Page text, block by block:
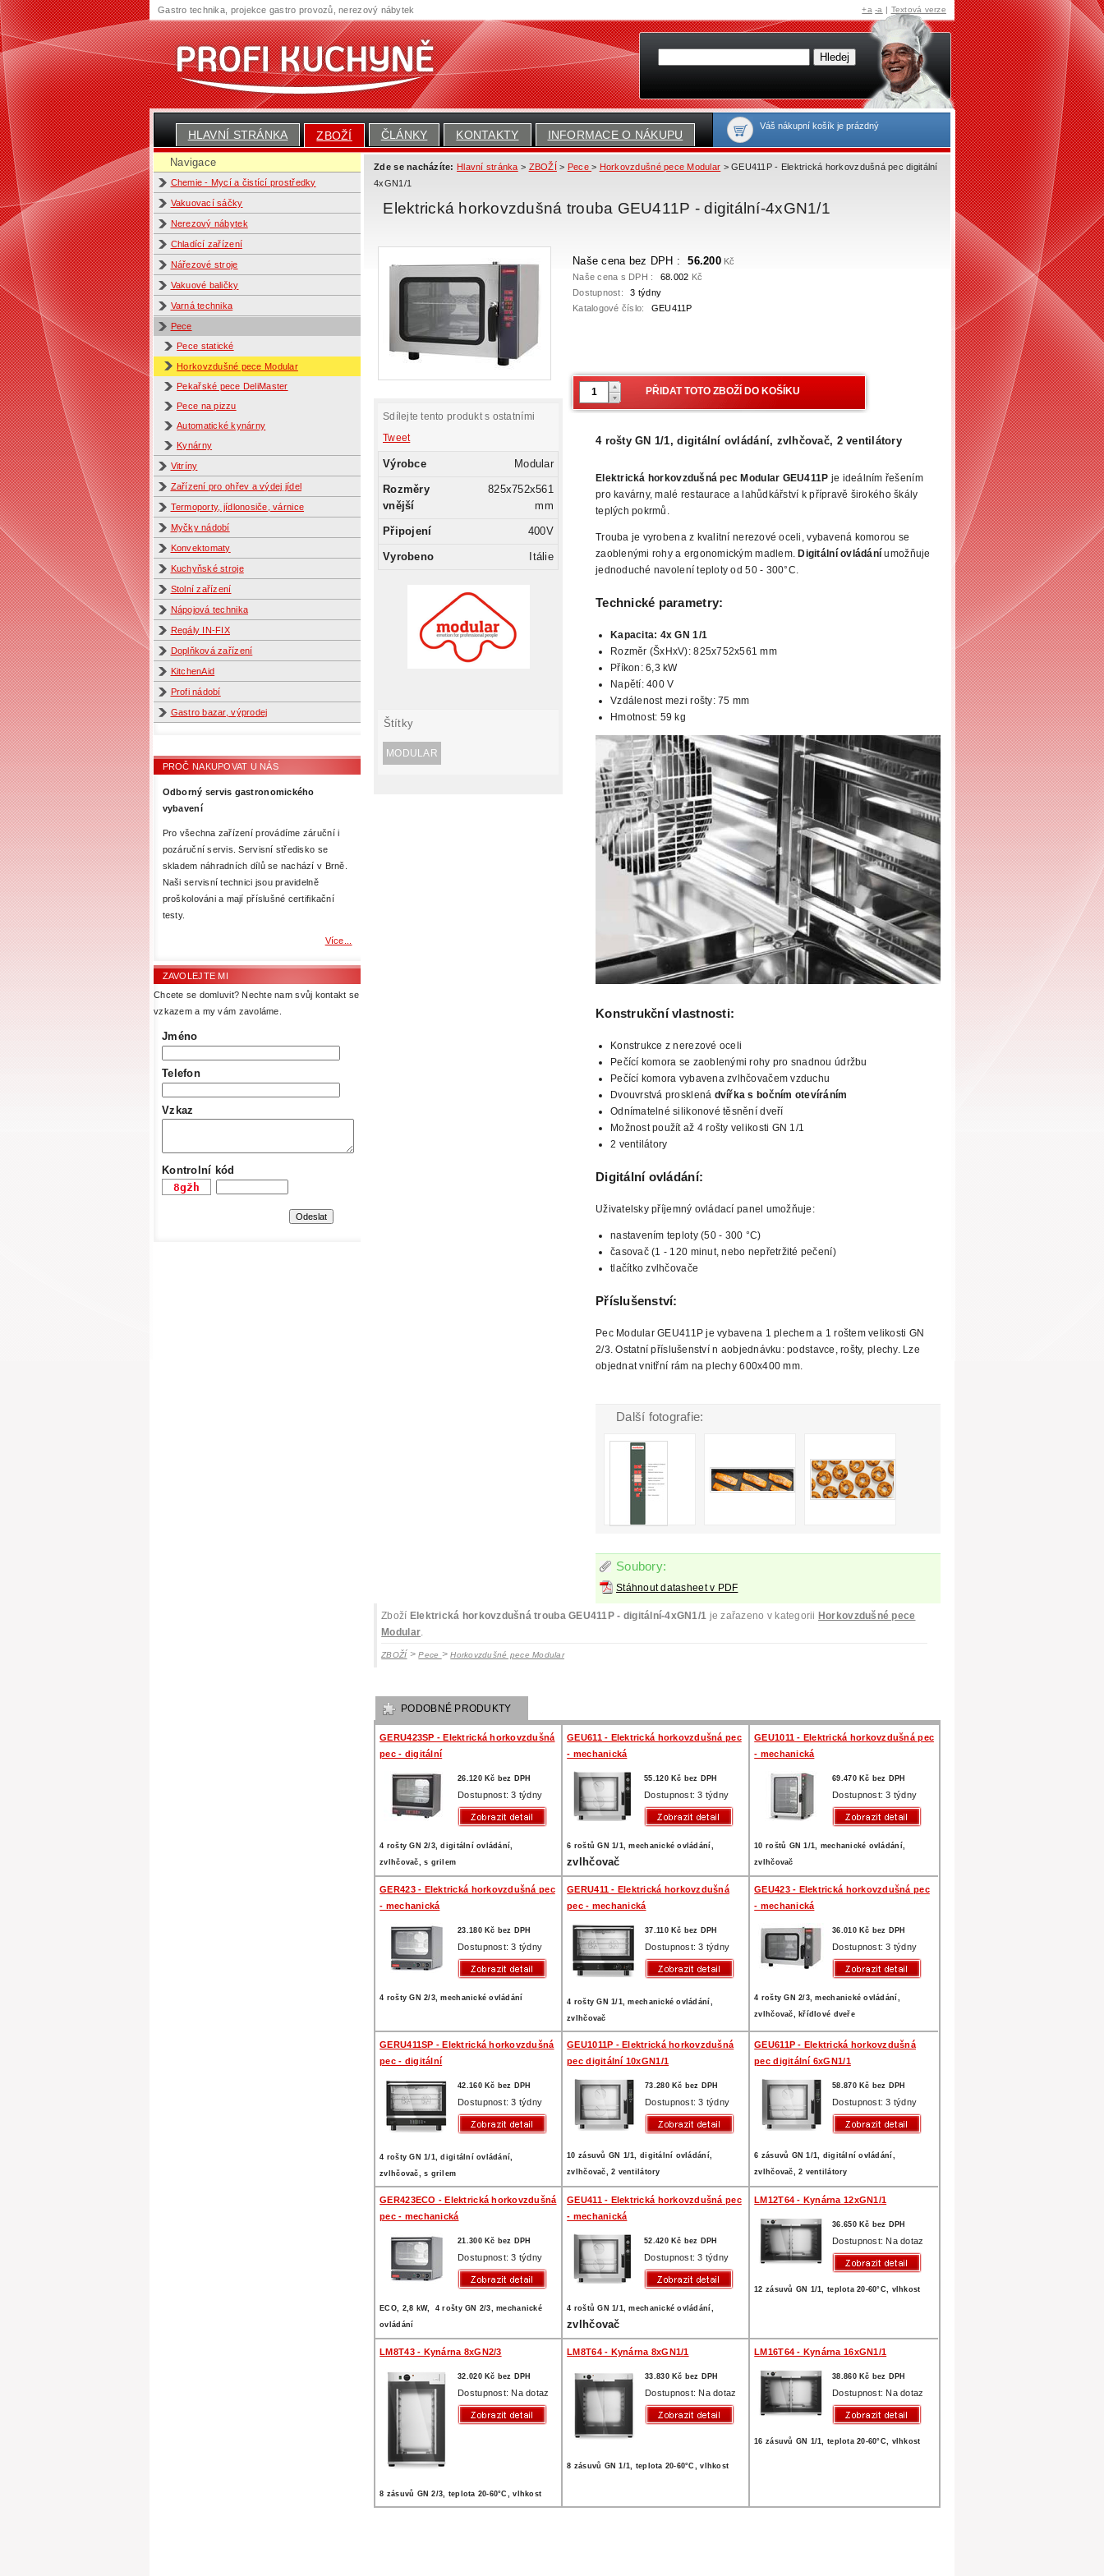
HLAVNÍ STRÁNKA ZBOŽÍ ČLÁNKY KONTAKTY INFORMACE O NÁKUPU
Váš nákupní košík je prázdný
Navigace
Chemie - Mycí a čistící prostředky
Vakuovací sáčky
Nerezový nábytek
Chladící zařízení
Nářezové stroje
Vakuové baličky
Varná technika
Pece
Pece statické
Horkovzdušné pece Modular
Pekařské pece DeliMaster
Pece na pizzu
Automatické kynárny
Kynárny
Vitríny
Zařízení pro ohřev a výdej jídel
Termoporty, jídlonosiče, várnice
Myčky nádobí
Konvektomaty
Kuchyňské stroje
Stolní zařízení
Nápojová technika
Regály IN-FIX
Doplňková zařízení
KitchenAid
Profi nádobí
Gastro bazar, výprodej
PROČ NAKUPOVAT U NÁS
Odborný servis gastronomického
vybavení
Pro všechna zařízení provádíme záruční i
pozáruční servis. Servisní středisko se
skladem náhradních dílů se nachází v Brně.
Naši servisní technici jsou pravidelně
proškolováni a mají příslušné certifikační
testy.
Více...
ZAVOLEJTE MI
Chcete se domluvit? Nechte nam svůj kontakt se
vzkazem a my vám zavoláme.
Jméno
Telefon
Vzkaz
Kontrolní kód
Zde se nacházíte: Hlavní stránka > ZBOŽÍ > Pece> Horkovzdušné pece Modular > GEU411P - Elektrická horkovzdušná pec digitální
4xGN1/1
Elektrická horkovzdušná trouba GEU411P - digitální-4xGN1/1
Naše cena bez DPH : 56.200Kč
Naše cena s DPH :
68.002 Kč
Dostupnost:
3 týdny
Katalogové číslo:
GEU411P
Sdílejte tento produkt s ostatními
Tweet
Výrobce Modular
Rozměry
vnější
825x752x561
mm
Připojení 400V
Vyrobeno Itálie
Štítky
MODULAR
4 rošty GN 1/1, digitální ovládání, zvlhčovač, 2 ventilátory
Elektrická horkovzdušná pec Modular GEU411P je ideálním řešením
pro kavárny, malé restaurace a lahůdkářství k přípravě širokého škály
teplých pokrmů.
Trouba je vyrobena z kvalitní nerezové oceli, vybavená komorou se
zaoblenými rohy a ergonomickým madlem. Digitální ovládání umožňuje
jednoduché navolení teploty od 50 - 300°C.
Technické parametry:
Kapacita: 4x GN 1/1
Rozměr (ŠxHxV): 825x752x561 mm
Příkon: 6,3 kW
Napětí: 400 V
Vzdálenost mezi rošty:75 mm
Hmotnost: 59 kg
Konstrukčnívlastnosti:
Konstrukce z nerezové oceli
Pečící komora se zaoblenými rohy pro snadnou údržbu
Pečící komora vybavena zvlhčovačem vzduchu
Dvouvrstvá prosklená dvířka s bočním otevíráním
Odnímatelné silikonové těsnění dveří
Možnost použít až 4 rošty velikosti GN 1/1
2 ventilátory
Digitální ovládání:
Uživatelsky příjemný ovládací panel umožňuje:
nastavením teploty (50 - 300 °C)
časovač (1 - 120 minut, nebo nepřetržité pečení)
tlačítko zvlhčovače
Příslušenství:
PecModular GEU411P je vybavena 1 plechem a 1 roštem velikosti GN
2/3. Ostatní příslušenství n aobjednávku: podstavce, rošty, plechy. Lze
objednat vnitřní rám na plechy 600x400 mm.
Další fotografie:
Soubory:
Stáhnout datasheet v PDF
Zboží Elektrická horkovzdušná trouba GEU411P - digitální-4xGN1/1 je zařazeno v kategorii Horkovzdušné pece
Modular.
ZBOŽÍ >Pece >Horkovzdušné pece Modular
PODOBNÉ PRODUKTY
GERU423SP - Elektrická horkovzdušná
pec - digitální
26.120 Kč bez DPH
Dostupnost: 3 týdny
4 rošty GN 2/3, digitální ovládání,
zvlhčovač, s grilem
GEU611 - Elektrická horkovzdušná pec
- mechanická
55.120 Kč bez DPH
Dostupnost: 3 týdny
6 roštů GN 1/1, mechanické ovládání,
zvlhčovač
GEU1011 - Elektrická horkovzdušná pec
- mechanická
69.470 Kč bez DPH
Dostupnost: 3 týdny
10 roštů GN 1/1, mechanické ovládání,
zvlhčovač
GER423 - Elektrická horkovzdušná pec
- mechanická
23.180 Kč bez DPH
Dostupnost: 3 týdny
4 rošty GN 2/3, mechanické ovládání
GERU411 - Elektrická horkovzdušná
pec - mechanická
37.110 Kč bez DPH
Dostupnost: 3 týdny
4 rošty GN 1/1, mechanické ovládání,
zvlhčovač
GEU423 - Elektrická horkovzdušná pec
- mechanická
36.010 Kč bez DPH
Dostupnost: 3 týdny
4 rošty GN 2/3, mechanické ovládání,
zvlhčovač, křídlové dveře
GERU411SP - Elektrická horkovzdušná
pec - digitální
42.160 Kč bez DPH
Dostupnost: 3 týdny
4 rošty GN 1/1, digitální ovládání,
zvlhčovač, s grilem
GEU1011P - Elektrická horkovzdušná
pec digitální 10xGN1/1
73.280 Kč bez DPH
Dostupnost: 3 týdny
10 zásuvů GN 1/1, digitální ovládání,
zvlhčovač, 2 ventilátory
GEU611P - Elektrická horkovzdušná
pec digitální 6xGN1/1
58.870 Kč bez DPH
Dostupnost: 3 týdny
6 zásuvů GN 1/1, digitální ovládání,
zvlhčovač, 2 ventilátory
GER423ECO - Elektrická horkovzdušná
pec - mechanická
21.300 Kč bez DPH
Dostupnost: 3 týdny
ECO, 2,8 kW, 4 rošty GN 2/3, mechanické
ovládání
GEU411 - Elektrická horkovzdušná pec
- mechanická
52.420 Kč bez DPH
Dostupnost: 3 týdny
4 roštů GN 1/1, mechanické ovládání,
zvlhčovač
LM12T64 - Kynárna 12xGN1/1
36.650 Kč bez DPH
Dostupnost: Na dotaz
12 zásuvů GN 1/1, teplota 20-60°C, vlhkost
LM8T43 - Kynárna 8xGN2/3
32.020 Kč bez DPH
Dostupnost: Na dotaz
8 zásuvů GN 2/3, teplota 20-60°C, vlhkost
LM8T64 - Kynárna 8xGN1/1
33.830 Kč bez DPH
Dostupnost: Na dotaz
8 zásuvů GN 1/1, teplota 20-60°C, vlhkost
LM16T64 - Kynárna 16xGN1/1
38.860 Kč bez DPH
Dostupnost: Na dotaz
16 zásuvů GN 1/1, teplota 20-60°C, vlhkost
Gastro technika, projekce gastro provozů, nerezový nábytek +a -a | Textová verze